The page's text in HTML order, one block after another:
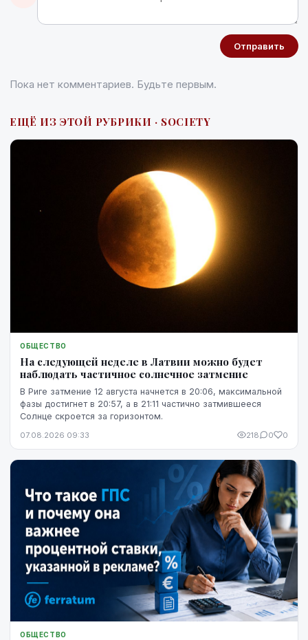
Отправить
Пока нет комментариев. Будьте первым.
ЕЩЁ ИЗ ЭТОЙ РУБРИКИ · SOCIETY
ОБЩЕСТВО
На следующей неделе в Латвии можно будет
наблюдать частичное солнечное затмение
В Риге затмение 12 августа начнется в 20:06, максимальной
фазы достигнет в 20:57, а в 21:11 частично затмившееся
Солнце скроется за горизонтом.
07.08.2026 09:33 218 0 0
ОБЩЕСТВО